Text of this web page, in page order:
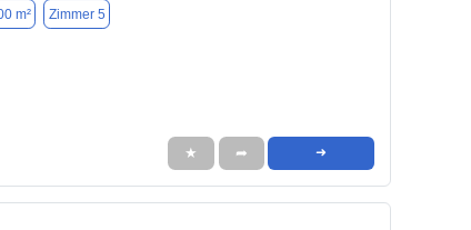
m² Zimmer 5
★ ➦ ➜